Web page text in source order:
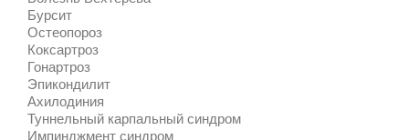
Бурсит
Остеопороз
Коксартроз
Гонартроз
Эпикондилит
Ахилодиния
Туннельный карпальный синдром
Импинджмент синдром